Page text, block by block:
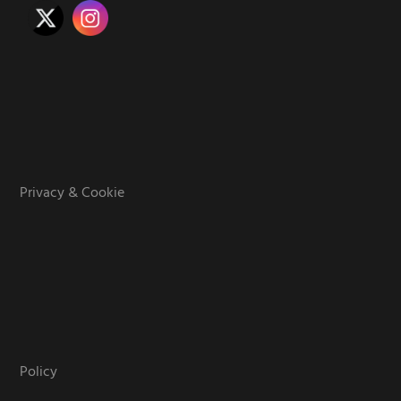
Privacy & Cookie
Policy